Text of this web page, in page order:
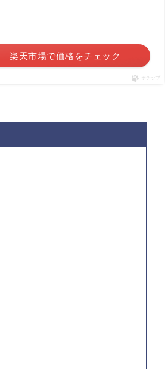
楽天市場で価格をチェック
ポチップ